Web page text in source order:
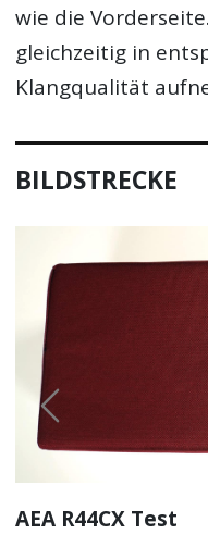
wie die
gleichzeitig in
Klangqualität
BILDSTRECKE
AEA R44CX Test
Previous